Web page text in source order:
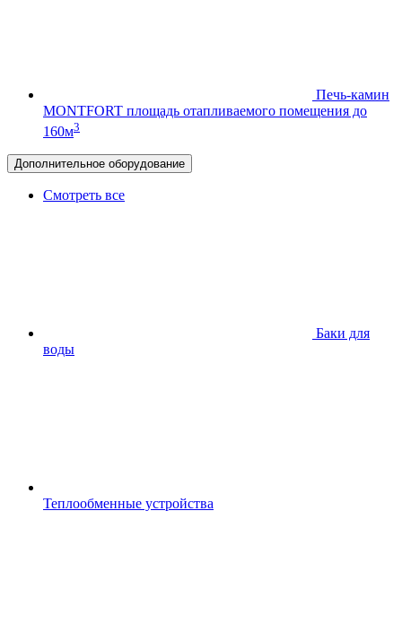
Печь-камин
MONTFORT площадь отапливаемого помещения до
160м3
Дополнительное оборудование
Смотреть все
Баки для
воды
Теплообменные устройства